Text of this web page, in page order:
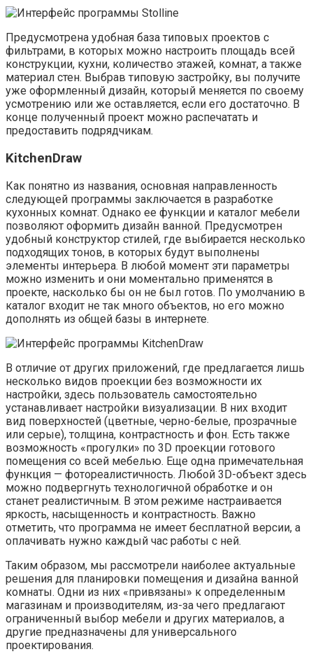
Предусмотрена удобная база типовых проектов с
фильтрами, в которых можно настроить площадь всей
конструкции, кухни, количество этажей, комнат, а также
материал стен. Выбрав типовую застройку, вы получите
уже оформленный дизайн, который меняется по своему
усмотрению или же оставляется, если его достаточно. В
конце полученный проект можно распечатать и
предоставить подрядчикам.
KitchenDraw
Как понятно из названия, основная направленность
следующей программы заключается в разработке
кухонных комнат. Однако ее функции и каталог мебели
позволяют оформить дизайн ванной. Предусмотрен
удобный конструктор стилей, где выбирается несколько
подходящих тонов, в которых будут выполнены
элементы интерьера. В любой момент эти параметры
можно изменить и они моментально применятся в
проекте, насколько бы он не был готов. По умолчанию в
каталог входит не так много объектов, но его можно
дополнять из общей базы в интернете.
В отличие от других приложений, где предлагается лишь
несколько видов проекции без возможности их
настройки, здесь пользователь самостоятельно
устанавливает настройки визуализации. В них входит
вид поверхностей (цветные, черно-белые, прозрачные
или серые), толщина, контрастность и фон. Есть также
возможность «прогулки» по 3D проекции готового
помещения со всей мебелью. Еще одна примечательная
функция — фотореалистичность. Любой 3D-объект здесь
можно подвергнуть технологичной обработке и он
станет реалистичным. В этом режиме настраивается
яркость, насыщенность и контрастность. Важно
отметить, что программа не имеет бесплатной версии, а
оплачивать нужно каждый час работы с ней.
Таким образом, мы рассмотрели наиболее актуальные
решения для планировки помещения и дизайна ванной
комнаты. Одни из них «привязаны» к определенным
магазинам и производителям, из-за чего предлагают
ограниченный выбор мебели и других материалов, а
другие предназначены для универсального
проектирования.